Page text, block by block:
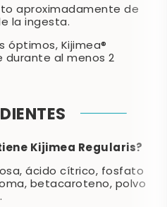
aproximadamente de
la ingesta.
óptimos, Kijimea®
durante al menos 2
Kijimea Regularis?
ácido cítrico, fosfato
betacaroteno, polvo